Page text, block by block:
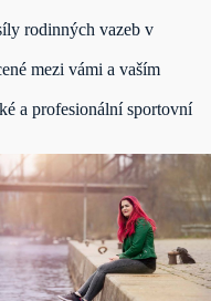
rodinných vazeb v
mezi vámi a vaším
a profesionální sportovní